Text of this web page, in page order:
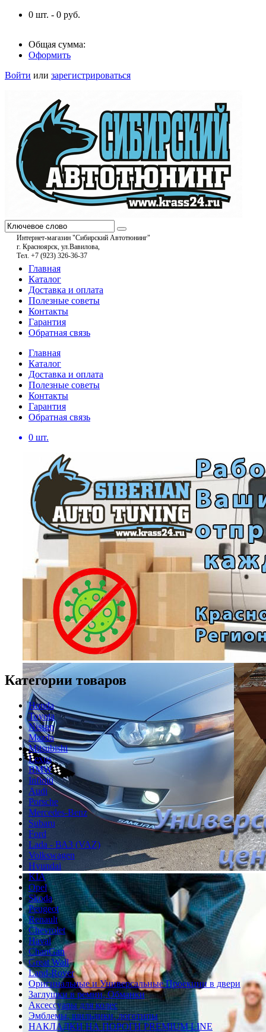
0 шт. - 0 руб.
Общая сумма:
Оформить
Войти или зарегистрироваться
Интернет-магазин "Сибирский Автотюнинг"
г. Красноярск, ул.Вавилова,
Тел. +7 (923) 326-36-37
Главная
Каталог
Доставка и оплата
Полезные советы
Контакты
Гарантия
Обратная связь
Главная
Каталог
Доставка и оплата
Полезные советы
Контакты
Гарантия
Обратная связь
0 шт.
Категории товаров
Honda
Toyota
Nissan
Mazda
Mitsubishi
Lexus
BMW
Infiniti
Audi
Porsche
Mercedes-Benz
Subaru
Ford
Lada - ВАЗ (VAZ)
Volkswagen
Hyundai
KIA
Opel
Skoda
Peugeot
Renault
Chevrolet
Haval
ChanGan
Great Wall
Land-Rover
Оригинальные и Универсальные Проекции в двери
Заглушки в ремни, Обманки
Аксессуары для колес
Эмблемы, шильдики, логотипы
НАКЛАДКИ НА ПОРОГИ PREMIUM LINE